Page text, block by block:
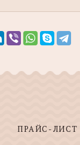
ПРАЙС-ЛИСТ